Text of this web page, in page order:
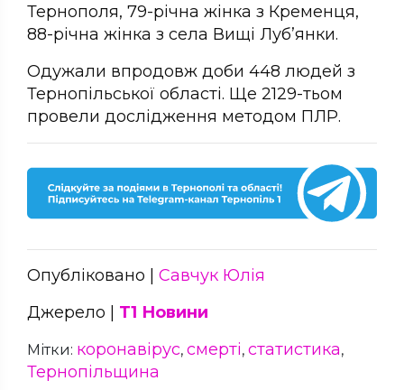
Тернополя, 79-річна жінка з Кременця,
88-річна жінка з села Вищі Луб’янки.
Одужали впродовж доби 448 людей з
Тернопільської області. Ще 2129-тьом
провели дослідження методом ПЛР.
Опубліковано | Савчук Юлія
Джерело | Т1 Новини
Мітки: коронавірус, смерті, статистика,
Тернопільщина